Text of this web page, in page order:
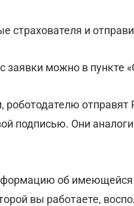
страхователя и
заявки можно в пункте
роботодателю
подписью. Они
об имеющейся
вы работаете,